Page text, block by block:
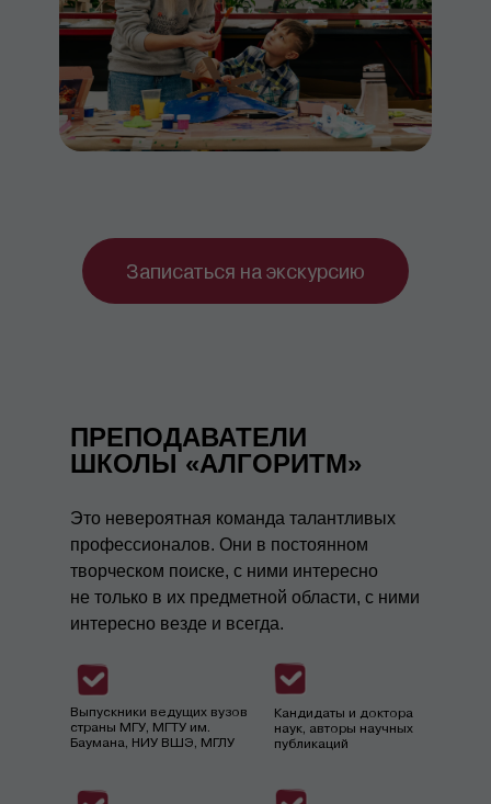
Записаться на экскурсию
Это невероятная команда талантливых
профессионалов. Они в постоянном
творческом поиске, с ними интересно
не только в их предметной области, с ними
интересно везде и всегда.
ПРЕПОДАВАТЕЛИ
ШКОЛЫ «АЛГОРИТМ»
Выпускники ведущих вузов
страны МГУ, МГТУ им.
Баумана, НИУ ВШЭ, МГЛУ
Кандидаты и доктора
наук, авторы научных
публикаций